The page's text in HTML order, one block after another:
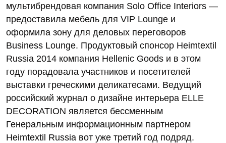
мультибрендовая компания Solo Office Interiors —
предоставила мебель для VIP Lounge и
оформила зону для деловых переговоров
Business Lounge. Продуктовый спонсор Heimtextil
Russia 2014 компания Hellenic Goods и в этом
году порадовала участников и посетителей
выставки греческими деликатесами. Ведущий
российский журнал о дизайне интерьера ELLE
DECORATION является бессменным
Генеральным информационным партнером
Heimtextil Russia вот уже третий год подряд.